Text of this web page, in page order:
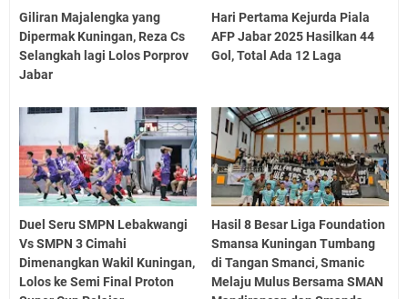
Giliran Majalengka yang
Dipermak Kuningan, Reza Cs
Selangkah lagi Lolos Porprov
Jabar
Hari Pertama Kejurda Piala
AFP Jabar 2025 Hasilkan 44
Gol, Total Ada 12 Laga
Duel Seru SMPN Lebakwangi
Vs SMPN 3 Cimahi
Dimenangkan Wakil Kuningan,
Lolos ke Semi Final Proton
Hasil 8 Besar Liga Foundation
Smansa Kuningan Tumbang
di Tangan Smanci, Smanic
Melaju Mulus Bersama SMAN